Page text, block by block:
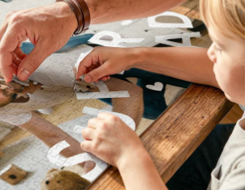
I clienti ci valutano 4,7 su Google
gratuito
di unico in pochi passi – con il suo nome,
che tocchi il cuore. Nessuna
tanto amore per il momento perfetto.